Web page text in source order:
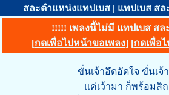
สละตำแหน่งแทปเบส | แทปเบส ส
!!!!! เพลงนี้ไม่มี แทปเบส ส
[กดเพื่อไปหน้าขอเพลง] [กดเพื่อ
ขั่นเจ้าอึดอัดใจ ขั่นเจ้
แค่เว้ามา ก็พร้อมสิ